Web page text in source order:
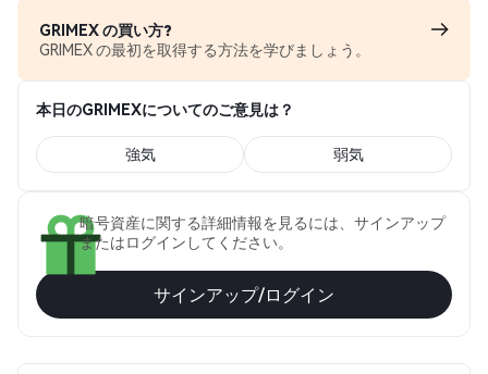
GRIMEX の買い方?
GRIMEX の最初を取得する方法を学びましょう。
本日のGRIMEXについてのご意見は？
強気 弱気
暗号資産に関する詳細情報を見るには、サインアップ
またはログインしてください。
サインアップ/ログイン